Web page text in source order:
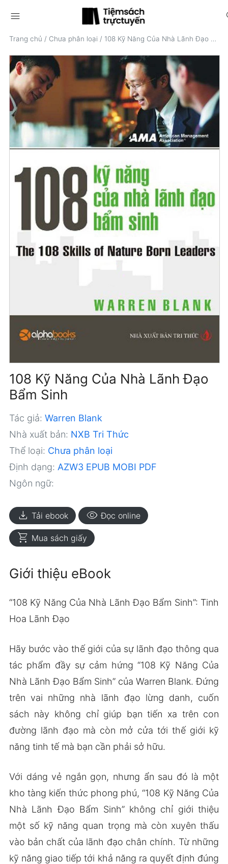
menu
Trang chủ / Chưa phân loại / 108 Kỹ Năng Của Nhà Lãnh Đạo Bẩm Sinh
108 Kỹ Năng Của Nhà Lãnh Đạo
Bẩm Sinh
Tác giả: Warren Blank
Nhà xuất bản: NXB Tri Thức
Thể loại: Chưa phân loại
Định dạng: AZW3 EPUB MOBI PDF
Ngôn ngữ:
download Tải ebook visibility Đọc online
shopping_cart Mua sách giấy
Giới thiệu eBook
“108 Kỹ Năng Của Nhà Lãnh Đạo Bẩm Sinh”: Tinh
Hoa Lãnh Đạo
Hãy bước vào thế giới của sự lãnh đạo thông qua
tác phẩm đầy sự cảm hứng “108 Kỹ Năng Của
Nhà Lãnh Đạo Bẩm Sinh” của Warren Blank. Đứng
trên vai những nhà lãnh đạo lừng danh, cuốn
sách này không chỉ giúp bạn tiến xa trên con
đường lãnh đạo mà còn mở cửa tới thế giới kỹ
năng tinh tế mà bạn cần phải sở hữu.
Với dáng vẻ ngắn gọn, nhưng ẩn sau đó là một
kho tàng kiến thức phong phú, “108 Kỹ Năng Của
Nhà Lãnh Đạo Bẩm Sinh” không chỉ giới thiệu
một số kỹ năng quan trọng mà còn xuyên thấu
vào bản chất của lãnh đạo chân chính. Từ những
kỹ năng giao tiếp tới khả năng ra quyết định đúng